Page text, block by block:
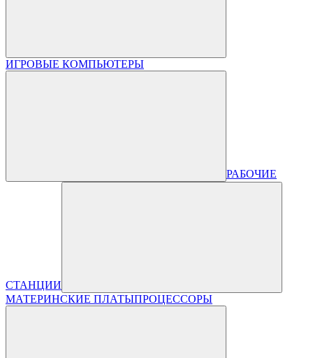
ИГРОВЫЕ КОМПЬЮТЕРЫ
РАБОЧИЕ
СТАНЦИИ
МАТЕРИНСКИЕ ПЛАТЫПРОЦЕССОРЫ